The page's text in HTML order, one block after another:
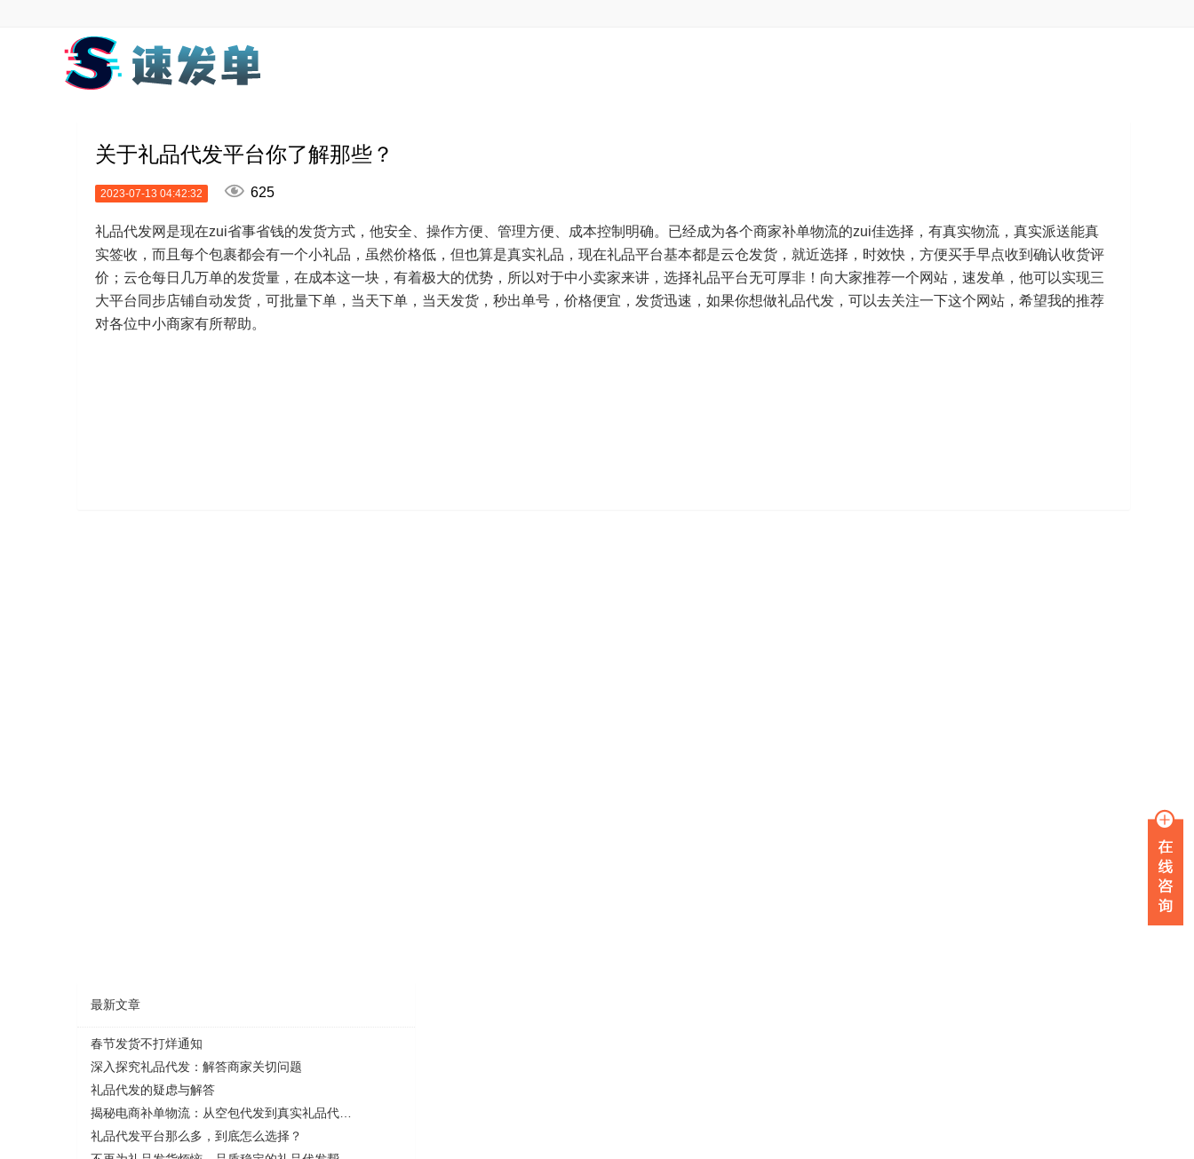
关于礼品代发平台你了解那些？
2023-07-13 04:42:32  625
礼品代发网是现在zui省事省钱的发货方式，他安全、操作方便、管理方便、成本控制明确。已经成为各个商家补单物流的zui佳选择，有真实物流，真实派送能真
实签收，而且每个包裹都会有一个小礼品，虽然价格低，但也算是真实礼品，现在礼品平台基本都是云仓发货，就近选择，时效快，方便买手早点收到确认收货评
价；云仓每日几万单的发货量，在成本这一块，有着极大的优势，所以对于中小卖家来讲，选择礼品平台无可厚非！向大家推荐一个网站，速发单，他可以实现三
大平台同步店铺自动发货，可批量下单，当天下单，当天发货，秒出单号，价格便宜，发货迅速，如果你想做礼品代发，可以去关注一下这个网站，希望我的推荐
对各位中小商家有所帮助。
最新文章
春节发货不打烊通知
深入探究礼品代发：解答商家关切问题
礼品代发的疑虑与解答
礼品代发平台那么多，到底怎么选择？